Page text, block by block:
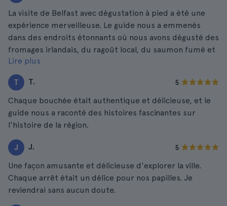
La visite de Belfast avec dégustation à pied a été une
expérience merveilleuse. Le guide nous a emmenés
dans des endroits étonnants où nous avons dégusté des
fromages irlandais, du ragoût local, du saumon fumé et
bien d'autres choses encore. Nous avons adoré !
Lire plus
T T. 5
Chaque bouchée était authentique et délicieuse, et le
guide nous a raconté des histoires fascinantes sur
l'histoire de la région.
J J. 5
Une façon amusante et délicieuse d'explorer la ville.
Chaque arrêt était un délice pour nos papilles. Je
reviendrai sans aucun doute.